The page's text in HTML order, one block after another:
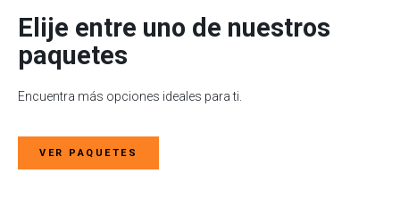
Elije entre uno de nuestros
paquetes​
Encuentra más opciones ideales para ti.
VER PAQUETES